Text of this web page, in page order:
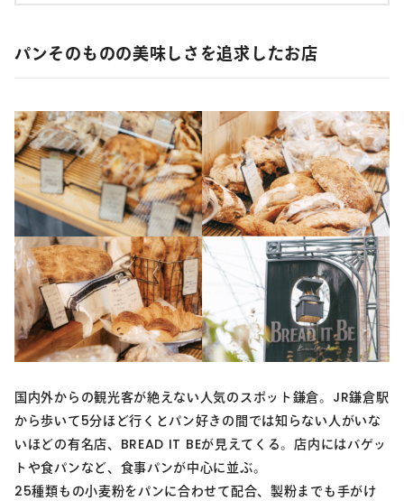
パンそのものの美味しさを追求したお店
国内外からの観光客が絶えない人気のスポット鎌倉。JR鎌倉駅
から歩いて5分ほど行くとパン好きの間では知らない人がいな
いほどの有名店、BREAD IT BEが見えてくる。店内にはバゲッ
トや食パンなど、食事パンが中心に並ぶ。
25種類もの小麦粉をパンに合わせて配合、製粉までも手がけ